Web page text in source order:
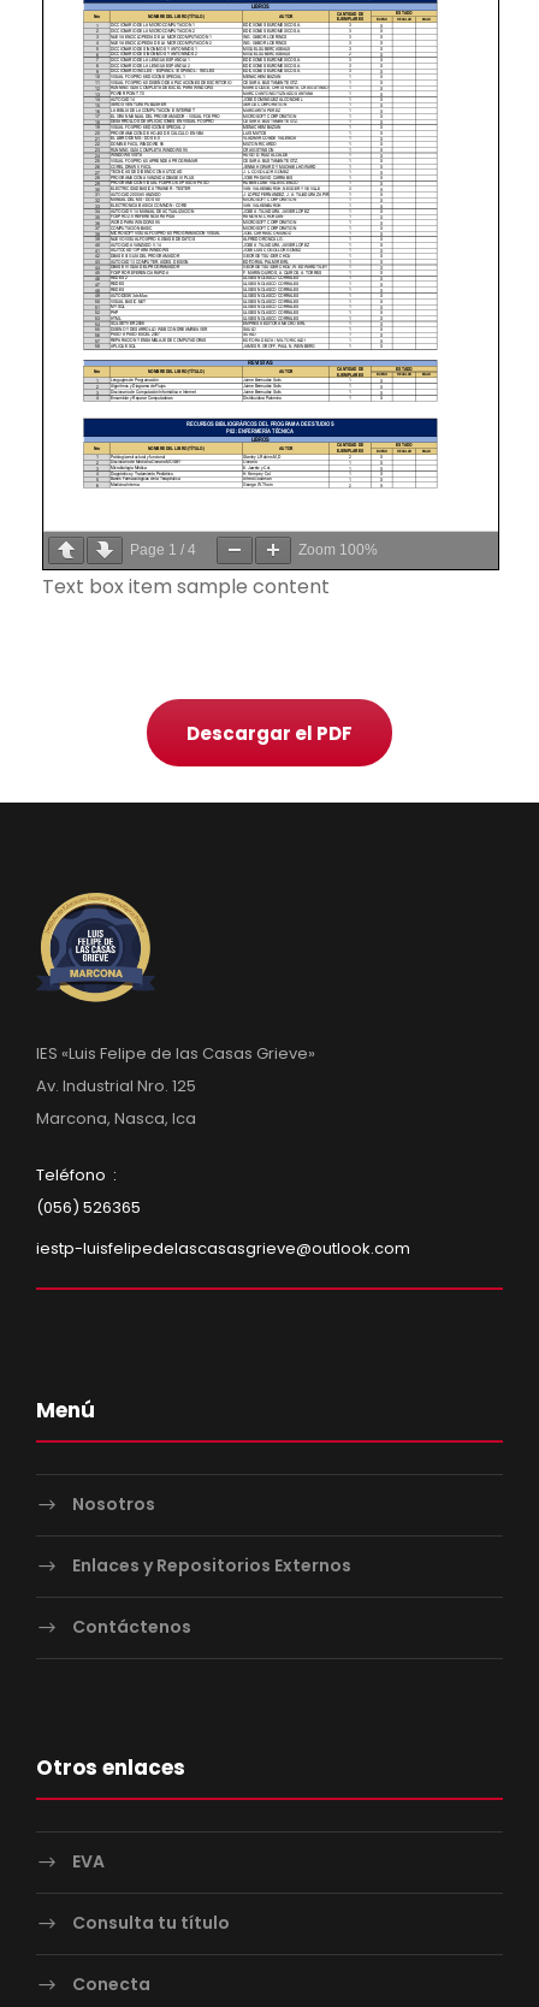
Page 1 / 4 Zoom 100%
Text box item sample content
Descargar el PDF
IES «Luis Felipe de las Casas Grieve»
Av. Industrial Nro. 125
Marcona, Nasca, Ica
Teléfono :
(056) 526365
iestp-luisfelipedelascasasgrieve@outlook.com
Menú
Nosotros
Enlaces y Repositorios Externos
Contáctenos
Otros enlaces
EVA
Consulta tu título
Conecta